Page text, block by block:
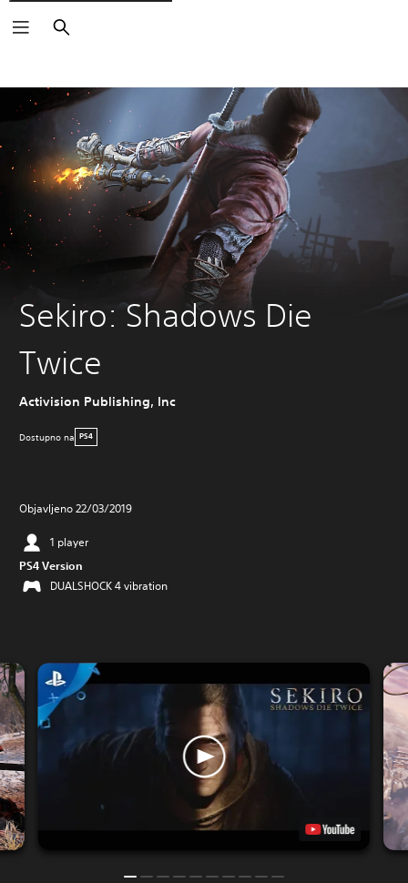
Pretraga
Sekiro: Shadows Die
Twice
Activision Publishing, Inc
Dostupno na PS4
Objavljeno 22/03/2019
1 player
PS4 Version
DUALSHOCK 4 vibration